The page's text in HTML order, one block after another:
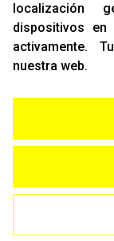
CONTACTO
T. (+34)
www.racing-
localización
dispositivos
activamente.
nuestra web.